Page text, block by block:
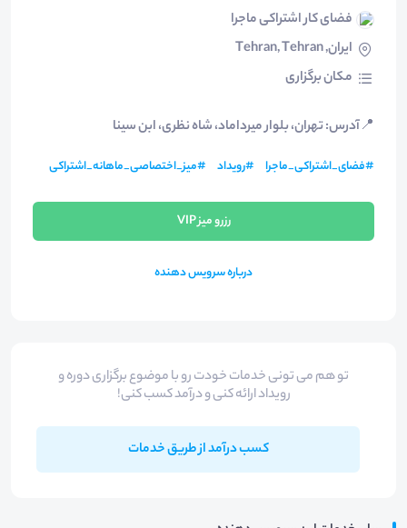
فضای کار اشتراکی ماجرا
ایران, Tehran, Tehran
مکان برگزاری
📍آدرس: تهران، بلوار میرداماد، شاه نظری، ابن سینا
#فضای_اشتراکی_ماجرا #رویداد #میز_اختصاصی_ماهانه_اشتراکی
درباره سرویس دهنده
رزرو میز VIP
تو هم می تونی خدمات خودت رو با موضوع برگزاری دوره و
رویداد ارائه کنی و درآمد کسب کنی!
کسب درآمد از طریق خدمات